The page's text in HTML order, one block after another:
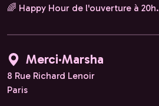
🌈 Happy Hour de l'ouverture à 20h.
Merci·Marsha
8 Rue Richard Lenoir
Paris